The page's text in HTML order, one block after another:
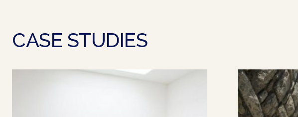
CASE STUDIES